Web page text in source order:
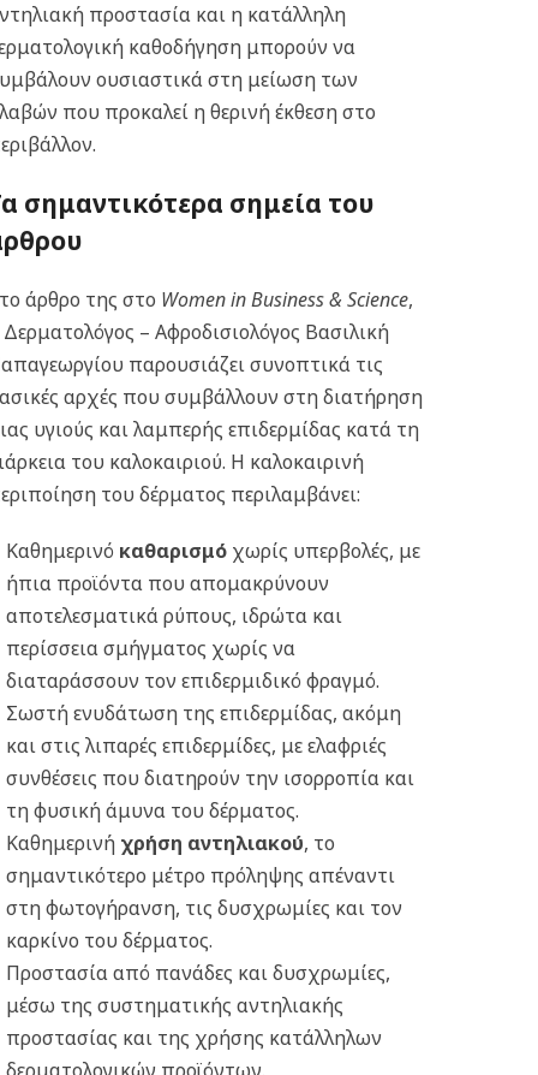
προστασία και η κατάλληλη
καθοδήγηση μπορούν να
ουσιαστικά στη μείωση των
που προκαλεί η θερινή έκθεση στο
σημαντικότερα σημεία του
άρθρο της στο Women in Business & Science,
– Αφροδισιολόγος Βασιλική
παρουσιάζει συνοπτικά τις
αρχές που συμβάλλουν στη διατήρηση
υγιούς και λαμπερής επιδερμίδας κατά τη
του καλοκαιριού. Η καλοκαιρινή
του δέρματος περιλαμβάνει:
Καθημερινό καθαρισμόχωρίς υπερβολές, με
ήπια προϊόντα που απομακρύνουν
αποτελεσματικά ρύπους, ιδρώτα και
περίσσεια σμήγματος χωρίς να
διαταράσσουν τον επιδερμιδικό φραγμό.
Σωστή ενυδάτωση της επιδερμίδας, ακόμη
και στις λιπαρές επιδερμίδες, με ελαφριές
συνθέσεις που διατηρούν την ισορροπία και
τη φυσική άμυνα του δέρματος.
Καθημερινή χρήση αντηλιακού, το
σημαντικότερο μέτρο πρόληψης απέναντι
στη φωτογήρανση, τις δυσχρωμίες και τον
καρκίνο του δέρματος.
Προστασία από πανάδες και δυσχρωμίες,
μέσω της συστηματικής αντηλιακής
προστασίας και της χρήσης κατάλληλων